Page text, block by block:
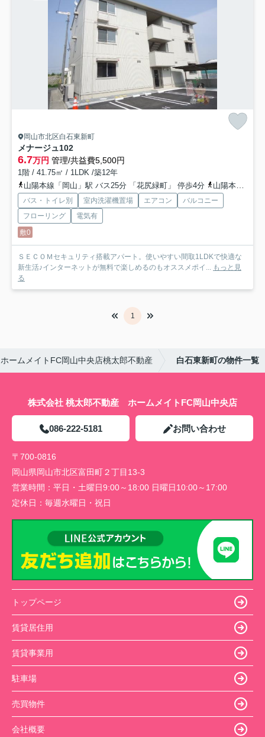
岡山市北区白石東新町
メナージュ102
6.7万円 管理/共益費5,500円
1階 / 41.75㎡ / 1LDK /築12年
山陽本線「岡山」駅 バス25分 「花尻緑町」 停歩4分
山陽本線「北長瀬」駅 徒歩19分
バス・トイレ別 室内洗濯機置場 エアコン
バルコニー
フローリング
電気有
敷0
ＳＥＣＯＭセキュリティ搭載アパート。使いやすい間取1LDKで快適な
新生活♪インターネットが無料で楽しめるのもオススメポイ... もっと見
る
1
ームメイトFC岡山中央店桃太郎不動産 白石東新町の物件一覧
株式会社 桃太郎不動産 ホームメイトFC岡山中央店
086-222-5181 お問い合わせ
〒700-0816
岡山県岡山市北区富田町２丁目13-3
営業時間： 平日・土曜日9:00～18:00 日曜日10:00～17:00
定休日： 毎週水曜日・祝日
トップページ
賃貸居住用
賃貸事業用
駐車場
売買物件
会社概要